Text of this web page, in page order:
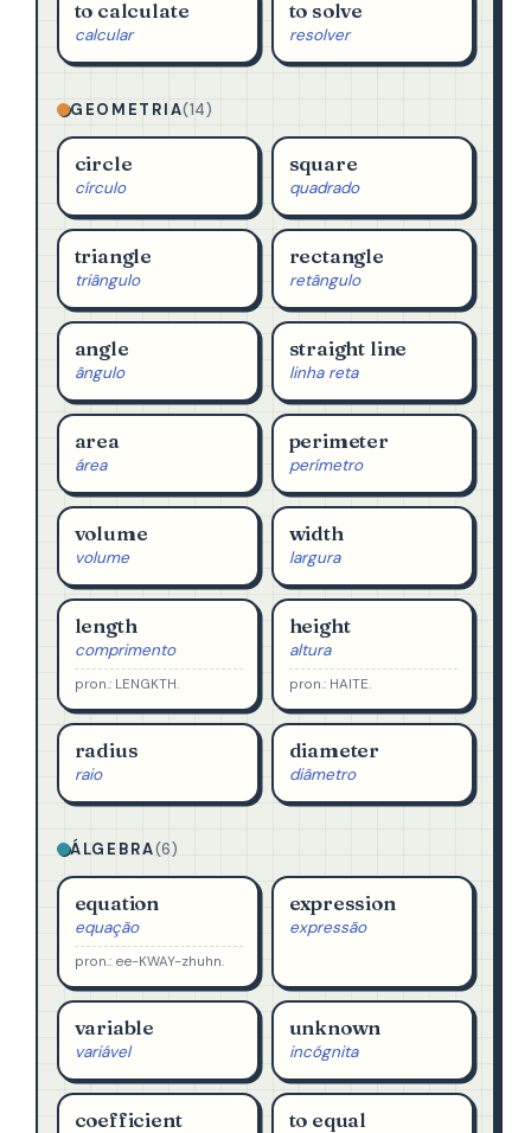
to calculate
calcular
to solve
resolver
GEOMETRIA(14)
circle
círculo
square
quadrado
triangle
triângulo
rectangle
retângulo
angle
ângulo
straight line
linha reta
area
área
perimeter
perímetro
volume
volume
width
largura
length
comprimento
pron.: LENGKTH.
height
altura
pron.: HAITE.
radius
raio
diameter
diâmetro
ÁLGEBRA(6)
equation
equação
pron.: ee-KWAY-zhuhn.
expression
expressão
variable
variável
unknown
incógnita
coefficient to equal